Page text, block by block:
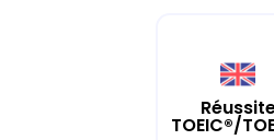
TOEIC®/